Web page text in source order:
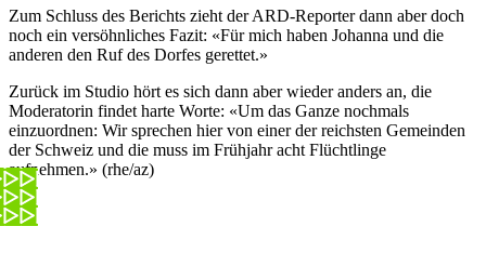
Zum Schluss des Berichts zieht der ARD-Reporter dann aber doch
noch ein versöhnliches Fazit: «Für mich haben Johanna und die
anderen den Ruf des Dorfes gerettet.»
Zurück im Studio hört es sich dann aber wieder anders an, die
Moderatorin findet harte Worte: «Um das Ganze nochmals
einzuordnen: Wir sprechen hier von einer der reichsten Gemeinden
der Schweiz und die muss im Frühjahr acht Flüchtlinge
aufnehmen.» (rhe/az)